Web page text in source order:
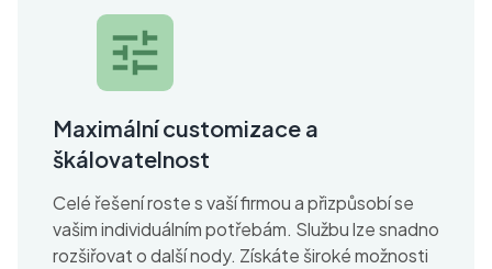
Maximální customizace a
škálovatelnost
Celé řešení roste s vaší firmou a přizpůsobí se
vašim individuálním potřebám. Službu lze snadno
rozšiřovat o další nody. Získáte široké možnosti